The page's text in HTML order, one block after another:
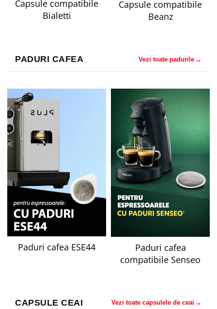
Capsule compatibile
Bialetti
Capsule compatibile
Beanz
PADURI CAFEA Vezi toate padurile →
Paduri cafea ESE44
Paduri cafea
compatibile Senseo
CAPSULE CEAI Vezi toate capsulele de ceai →